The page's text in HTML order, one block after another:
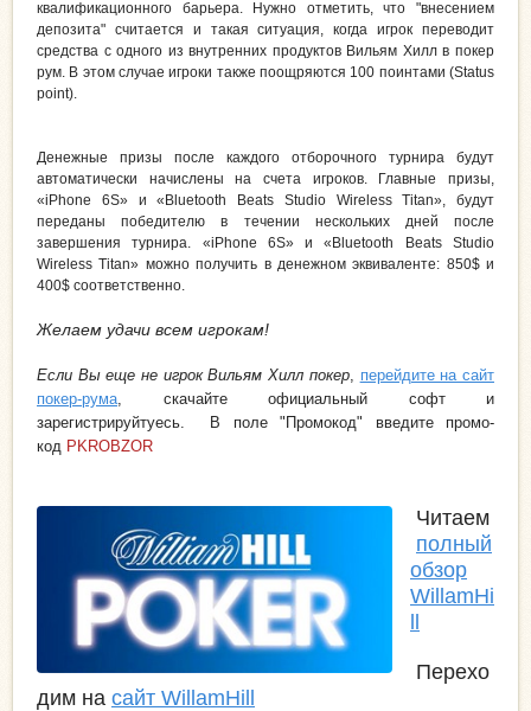
квалификационного барьера. Нужно отметить, что "внесением
депозита" считается и такая ситуация, когда игрок переводит
средства с одного из внутренних продуктов Вильям Хилл в покер
рум. В этом случае игроки также поощряются 100 поинтами (Status
point).
Денежные призы после каждого отборочного турнира будут
автоматически начислены на счета игроков. Главные призы,
«iPhone 6S» и «Bluetooth Beats Studio Wireless Titan», будут
переданы победителю в течении нескольких дней после
завершения турнира. «iPhone 6S» и «Bluetooth Beats Studio
Wireless Titan» можно получить в денежном эквиваленте: 850$ и
400$ соответственно.
Желаем удачи всем игрокам!
Если Вы еще не игрок Вильям Хилл покер, перейдите на сайт
покер-рума, скачайте официальный софт и
зарегистрируйтуесь. В поле "Промокод" введите промо-
код PKROBZOR
Читаем
полный
обзор
WillamHi
ll
Перехо
дим на сайт WillamHill